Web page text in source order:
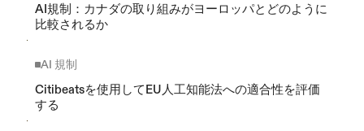
AI規制：カナダの取り組みがヨーロッパとどのように
比較されるか
AI 規制
Citibeatsを使用してEU人工知能法への適合性を評価
する